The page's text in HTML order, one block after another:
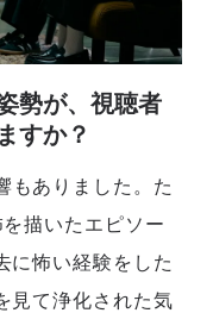
勢が、視聴者
すか？
もありました。た
描いたエピソー
に怖い経験をした
見て浄化された気